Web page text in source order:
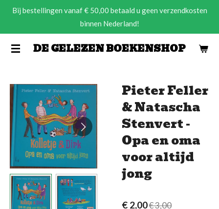
Ga
de
DE GELEZEN BOEKENSHOP
Bij bestellingen vanaf € 50,00 betaald u geen verzendkosten
binnen Nederland!
Pieter Feller
& Natascha
Stenvert -
Opa en oma
voor altijd
jong
€ 2,00€ 3,00